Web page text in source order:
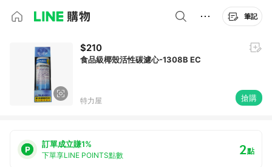
筆記
$210
食品級椰殼活性碳濾心-1308B EC
特力屋 搶購
訂單成立賺1%
下單享LINE POINTS點數 2點